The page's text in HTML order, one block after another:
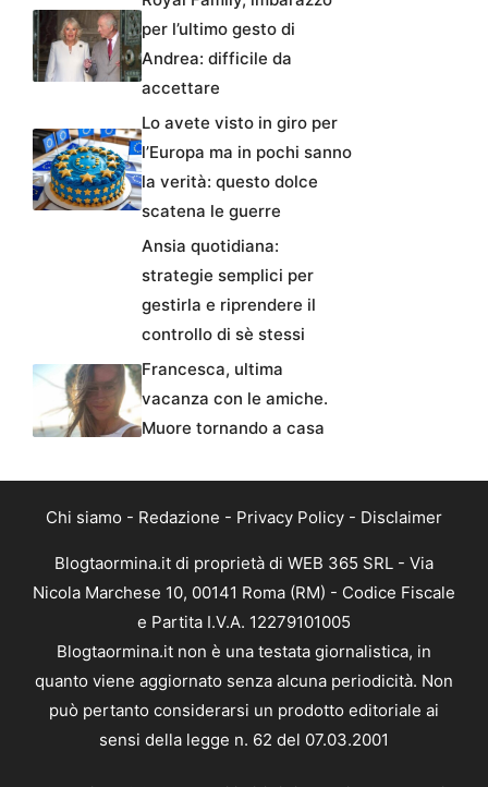
per l’ultimo gesto di
Andrea: difficile da
accettare
Lo avete visto in giro per
l’Europa ma in pochi sanno
la verità: questo dolce
scatena le guerre
Ansia quotidiana:
strategie semplici per
gestirla e riprendere il
controllo di sè stessi
Francesca, ultima
vacanza con le amiche.
Muore tornando a casa
Chi siamo - Redazione - Privacy Policy - Disclaimer
Blogtaormina.it di proprietà di WEB 365 SRL - Via
Nicola Marchese 10, 00141 Roma (RM) - Codice Fiscale
e Partita I.V.A. 12279101005
Blogtaormina.it non è una testata giornalistica, in
quanto viene aggiornato senza alcuna periodicità. Non
può pertanto considerarsi un prodotto editoriale ai
sensi della legge n. 62 del 07.03.2001